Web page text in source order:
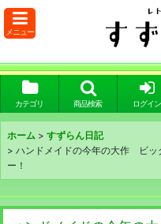
メニュー
カテゴリ 商品検索 ログイン
ホーム > すずらん日記
> ハンドメイドの今年の大作 ビッ
ー！